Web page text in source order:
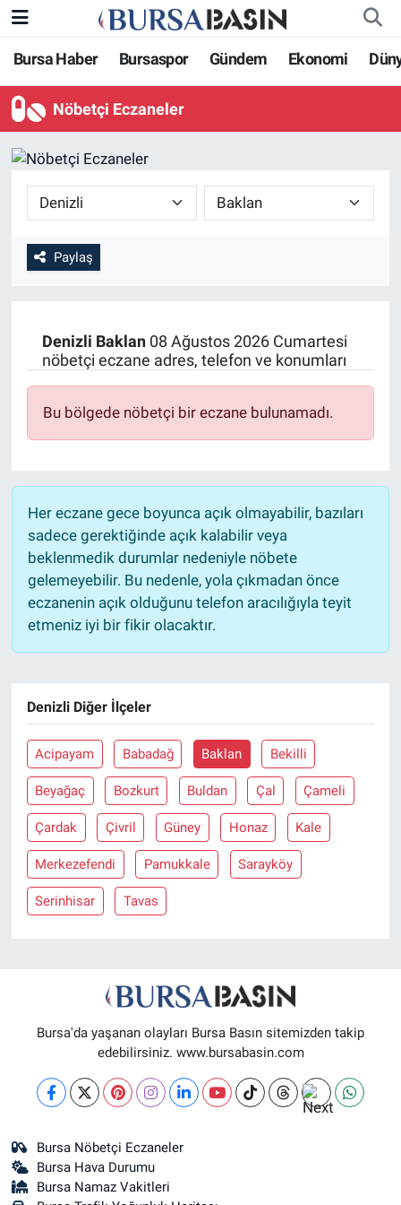
Bursa Haber Bursaspor Gündem Ekonomi
Nöbetçi Eczaneler
Paylaş
Denizli Baklan08 Ağustos 2026 Cumartesi
nöbetçi eczane adres, telefon ve konumları
Bu bölgede nöbetçi bir eczane bulunamadı.
Her eczane gece boyunca açık olmayabilir, bazıları
sadece gerektiğinde açık kalabilir veya
beklenmedik durumlar nedeniyle nöbete
gelemeyebilir. Bu nedenle, yola çıkmadan önce
eczanenin açık olduğunu telefon aracılığıyla teyit
etmeniz iyi bir fikir olacaktır.
Denizli Diğer İlçeler
Acipayam Babadağ Baklan Bekilli
Beyağaç Bozkurt Buldan Çal Çameli
Çardak Çivril Güney Honaz Kale
Merkezefendi Pamukkale Sarayköy
Serinhisar Tavas
Bursa'da yaşanan olayları Bursa Basın sitemizden takip
edebilirsiniz. www.bursabasin.com
Bursa Nöbetçi Eczaneler
Bursa Hava Durumu
Bursa Namaz Vakitleri
Bursa Haber
Genel
Politika
Bilim, Teknoloji
KÜLTÜR-SANAT
Bursaspor
Gündem
Ekonomi
Dünya
Teknoloji
Siyaset
Yaşam
Spor
Nöbetçi Eczaneler
Bursa Nöbetçi Eczaneler
Bursa Hava Durumu
Bursa Namaz Vakitleri
Bursa Trafik Yoğunluk Haritası
Süper Lig Puan Durumu ve Fikstür
Son Dakika Haberleri
Haber Arşivi